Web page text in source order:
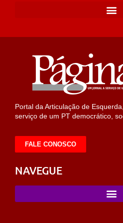
Portal da Articulação de
serviço de um PT democrático,
FALE CONOSCO
NAVEGUE